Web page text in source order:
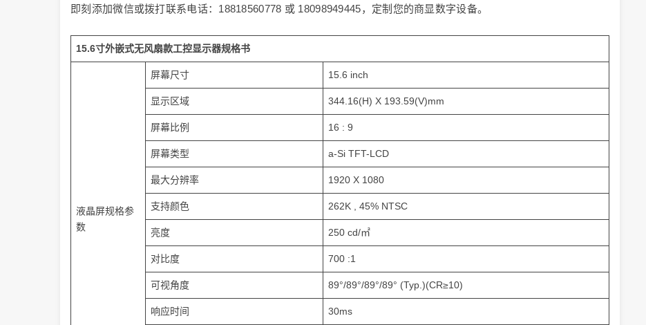
即刻添加微信或拨打联系电话：18818560778 或 18098949445，定制您的商显数字设备。
15.6寸外嵌式无风扇款工控显示器规格书
液晶屏规格参
数
屏幕尺寸 15.6 inch
显示区域 344.16(H) X 193.59(V)mm
屏幕比例 16 : 9
屏幕类型 a-Si TFT-LCD
最大分辨率 1920 X 1080
支持颜色 262K , 45% NTSC
亮度 250 cd/㎡
对比度 700 :1
可视角度 89°/89°/89°/89° (Typ.)(CR≥10)
响应时间 30ms